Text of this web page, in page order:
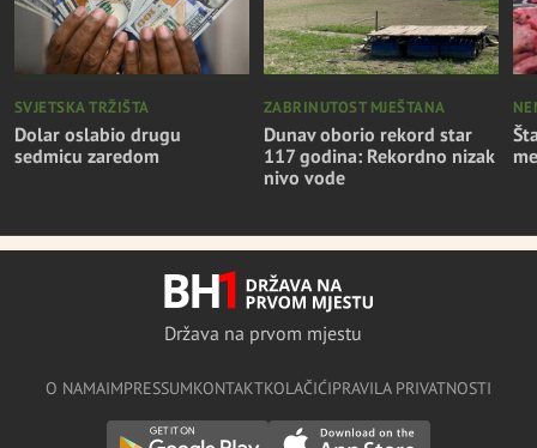
SVJETSKA TRŽIŠTA
Dolar oslabio drugu
sedmicu zaredom
ZABRINUTOST MJEŠTANA
Dunav oborio rekord star
117 godina: Rekordno nizak
nivo vode
Država na prvom mjestu
O NAMAIMPRESSUMKONTAKTKOLAČIĆIPRAVILA PRIVATNOSTI